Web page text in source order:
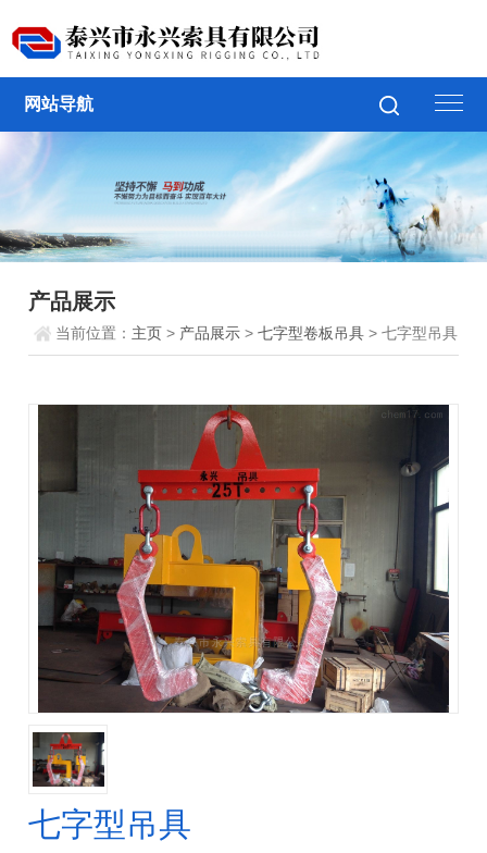
网站导航
产品展示
当前位置： 主页 > 产品展示 >七字型卷板吊具 > 七字型吊具
七字型吊具